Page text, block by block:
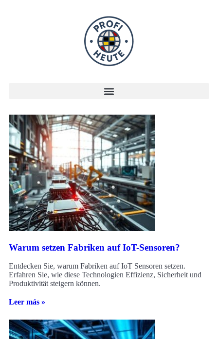
Warum setzen Fabriken auf IoT-Sensoren?
Entdecken Sie, warum Fabriken auf IoT Sensoren setzen.
Erfahren Sie, wie diese Technologien Effizienz, Sicherheit und
Produktivität steigern können.
Leer más »